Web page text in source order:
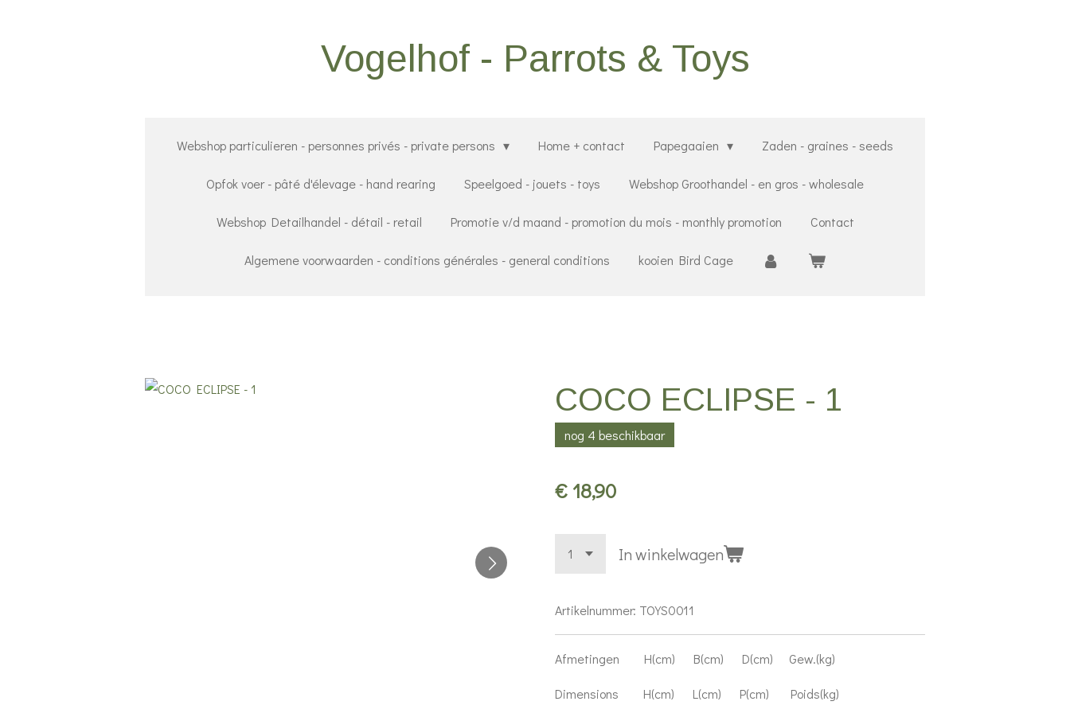
Vogelhof - Parrots & Toys
Webshop particulieren - personnes privés - private persons Home + contact Papegaaien Zaden - graines - seeds
Opfok voer - pâté d'élevage - hand rearing Speelgoed - jouets - toys Webshop Groothandel - en gros - wholesale
Webshop Detailhandel - détail - retail Promotie v/d maand - promotion du mois - monthly promotion Contact
Algemene voorwaarden - conditions générales - general conditions kooien Bird Cage
COCO ECLIPSE - 1
nog 4 beschikbaar
€ 18,90
In winkelwagen
Artikelnummer: TOYS0011
Afmetingen H(cm) B(cm) D(cm) Gew.(kg)
Dimensions H(cm) L(cm) P(cm) Poids(kg)